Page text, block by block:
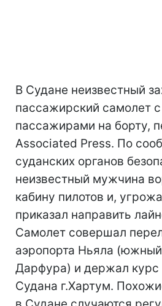
В Судане неизвестный
пассажирский самолет
пассажирами на борту,
Associated Press. По
суданских органов
неизвестный мужчина
кабину пилотов и,
приказал направить
Самолет совершал
аэропорта Ньяла
Дарфура) и держал курс
Судана г.Хартум.